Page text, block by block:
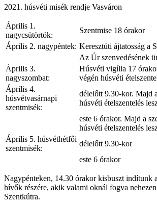
2021. húsvéti misék rendje Vasváron
Április 1.
nagycsütörtök:
Szentmise 18 órakor
Április 2. nagypéntek: Keresztúti ájtatosság a
Az Úr szenvedésének
Április 3.
nagyszombat:
Húsvéti vigília 17
végén húsvéti
Április 4.
húsvétvasárnapi
szentmisék:
délelőtt 9.30-kor. Majd
húsvéti ételszentelés
este 6 órakor. Majd a
húsvéti ételszentelés
Április 5. húsvéthétfői
szentmisék:
délelőtt 9.30-kor
este 6 órakor
Nagypénteken, 14.30 órakor kisbuszt indítunk
hívők részére, akik valami oknál fogva
Szentkútra.